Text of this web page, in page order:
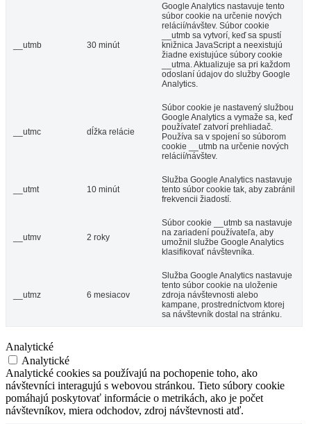
__utmb 30 minút
Google Analytics nastavuje tento
súbor cookie na určenie nových
relácií/návštev. Súbor cookie
__utmb sa vytvorí, keď sa spustí
knižnica JavaScript a neexistujú
žiadne existujúce súbory cookie
__utma. Aktualizuje sa pri každom
odoslaní údajov do služby Google
Analytics.
__utmc dĺžka relácie
Súbor cookie je nastavený službou
Google Analytics a vymaže sa, keď
používateľ zatvorí prehliadač.
Používa sa v spojení so súborom
cookie __utmb na určenie nových
relácií/návštev.
__utmt 10 minút
Služba Google Analytics nastavuje
tento súbor cookie tak, aby zabránil
frekvencii žiadostí.
__utmv 2 roky
Súbor cookie __utmb sa nastavuje
na zariadení používateľa, aby
umožnil službe Google Analytics
klasifikovať návštevníka.
__utmz 6 mesiacov
Služba Google Analytics nastavuje
tento súbor cookie na uloženie
zdroja návštevnosti alebo
kampane, prostredníctvom ktorej
sa návštevník dostal na stránku.
Analytické
Analytické
Analytické cookies sa používajú na pochopenie toho, ako
návštevníci interagujú s webovou stránkou. Tieto súbory cookie
pomáhajú poskytovať informácie o metrikách, ako je počet
návštevníkov, miera odchodov, zdroj návštevnosti atď.